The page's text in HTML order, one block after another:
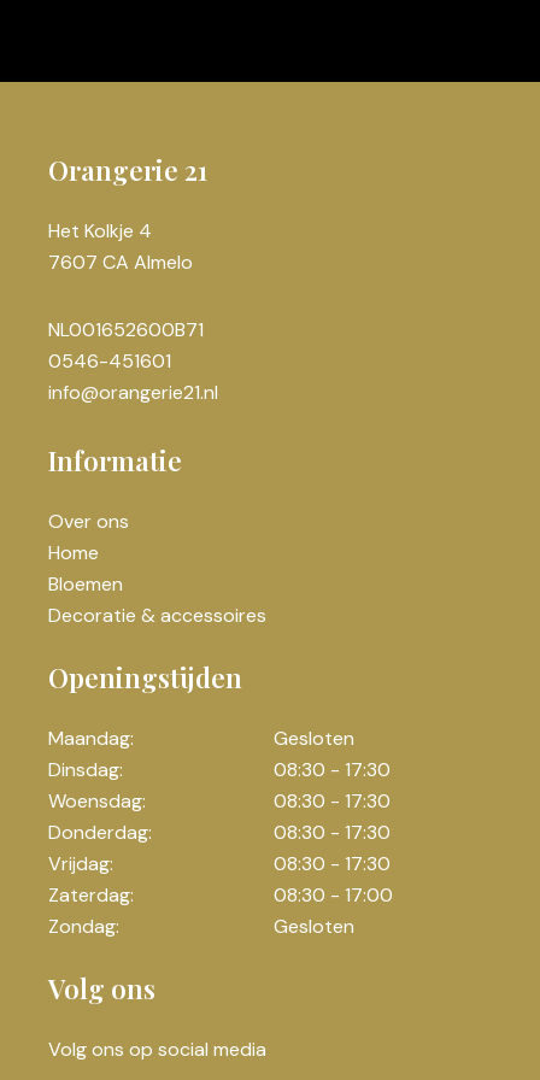
Orangerie 21
Het Kolkje 4
7607 CA Almelo
NL001652600B71
0546-451601
info@orangerie21.nl
Informatie
Over ons
Home
Bloemen
Decoratie & accessoires
Openingstijden
Maandag:
Gesloten
Dinsdag:
08:30 - 17:30
Woensdag:
08:30 - 17:30
Donderdag:
08:30 - 17:30
Vrijdag:
08:30 - 17:30
Zaterdag:
08:30 - 17:00
Zondag:
Gesloten
Volg ons
Volg ons op social media